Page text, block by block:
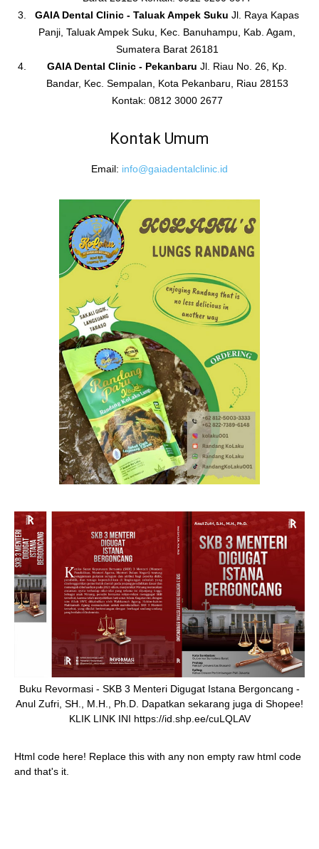
GAIA Dental Clinic - Taluak Ampek Suku Jl. Raya Kapas
Panji, Taluak Ampek Suku, Kec. Banuhampu, Kab. Agam,
Sumatera Barat 26181
GAIA Dental Clinic - Pekanbaru Jl. Riau No. 26, Kp.
Bandar, Kec. Sempalan, Kota Pekanbaru, Riau 28153
Kontak: 0812 3000 2677
Kontak Umum
Email: info@gaiadentalclinic.id
Buku Revormasi - SKB 3 Menteri Digugat Istana Bergoncang -
Anul Zufri, SH., M.H., Ph.D. Dapatkan sekarang juga di Shopee!
KLIK LINK INI https://id.shp.ee/cuLQLAV
Html code here! Replace this with any non empty raw html code
and that's it.